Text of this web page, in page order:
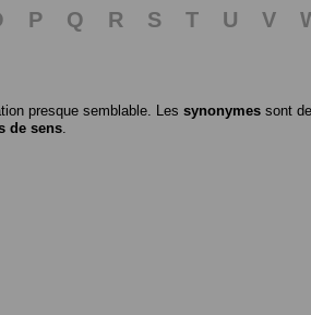
P Q R S T U V
presque semblable. Les synonymes sont
de sens